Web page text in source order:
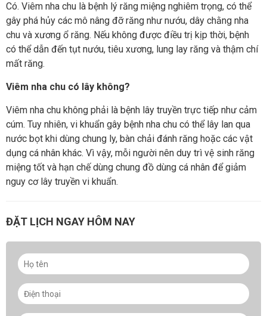
Có. Viêm nha chu là bệnh lý răng miệng nghiêm trọng, có thể
gây phá hủy các mô nâng đỡ răng như nướu, dây chằng nha
chu và xương ổ răng. Nếu không được điều trị kịp thời, bệnh
có thể dẫn đến tụt nướu, tiêu xương, lung lay răng và thậm chí
mất răng.
Viêm nha chu có lây không?
Viêm nha chu không phải là bệnh lây truyền trực tiếp như cảm
cúm. Tuy nhiên, vi khuẩn gây bệnh nha chu có thể lây lan qua
nước bọt khi dùng chung ly, bàn chải đánh răng hoặc các vật
dụng cá nhân khác. Vì vậy, mỗi người nên duy trì vệ sinh răng
miệng tốt và hạn chế dùng chung đồ dùng cá nhân để giảm
nguy cơ lây truyền vi khuẩn.
ĐẶT LỊCH NGAY HÔM NAY